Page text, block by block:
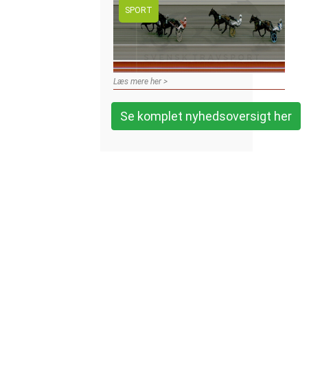
SPORT
Læs mere her >
Se komplet nyhedsoversigt her